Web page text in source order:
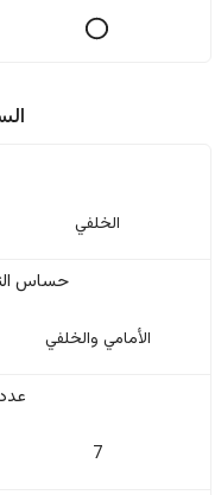
الخلفي
حساس
الأمامي والخلفي
7